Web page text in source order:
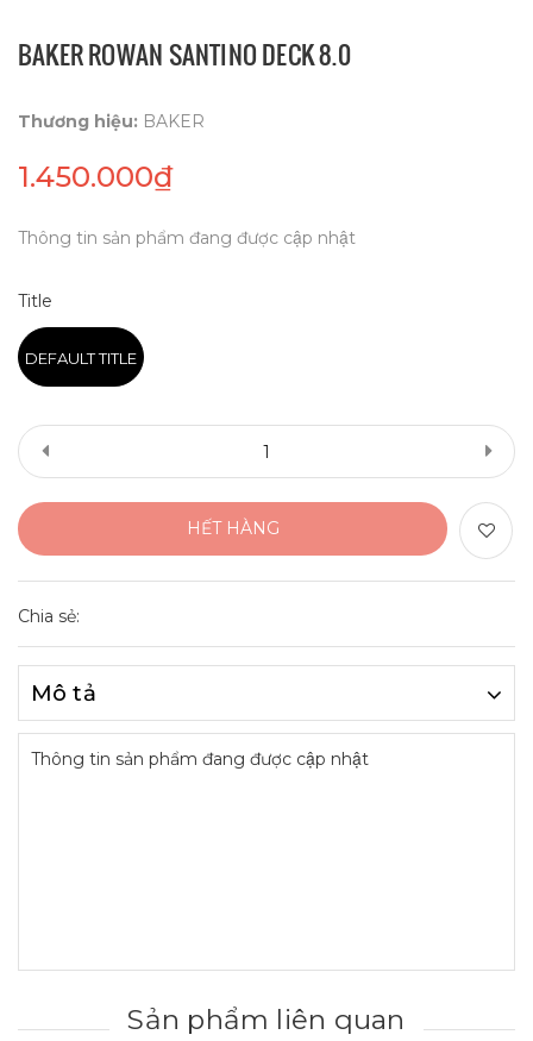
BAKER ROWAN SANTINO DECK 8.0
Thương hiệu: BAKER
1.450.000₫
Thông tin sản phẩm đang được cập nhật
Title
DEFAULT TITLE
HẾT HÀNG
Chia sẻ:
Mô tả
Thông tin sản phẩm đang được cập nhật
Sản phẩm liên quan